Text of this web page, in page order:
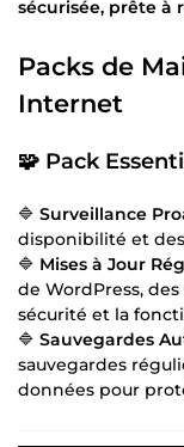
sécurisée, prête à
Packs de
Internet
🧩 Pack
🔷 Surveillance
disponibilité et
🔷 Mises à Jour
de WordPress,
sécurité et la
🔷 Sauvegardes
sauvegardes
données pour